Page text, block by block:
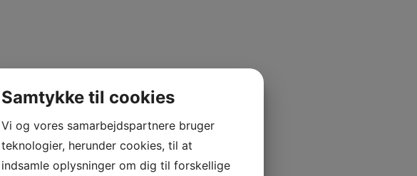
Samtykke til cookies
Vi og vores samarbejdspartnere bruger
teknologier, herunder cookies, til at
indsamle oplysninger om dig til forskellige